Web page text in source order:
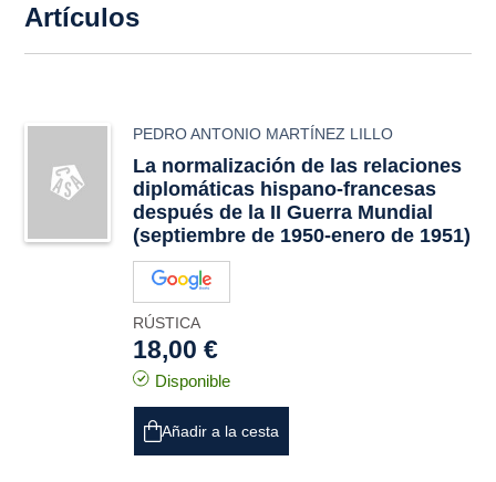
Artículos
PEDRO ANTONIO MARTÍNEZ LILLO
La normalización de las relaciones
diplomáticas hispano-francesas
después de la II Guerra Mundial
(septiembre de 1950-enero de 1951)
RÚSTICA
18,00 €
Disponible
Añadir a la cesta